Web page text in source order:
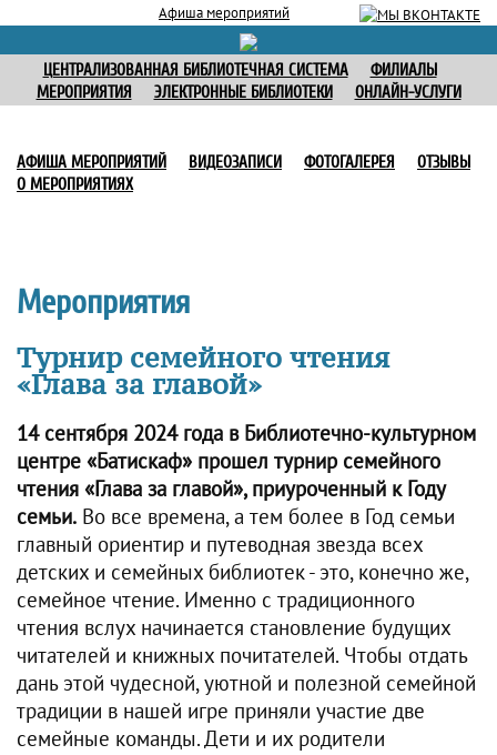
Афиша мероприятий
ЦЕНТРАЛИЗОВАННАЯ БИБЛИОТЕЧНАЯ СИСТЕМА
ФИЛИАЛЫ
МЕРОПРИЯТИЯ
ЭЛЕКТРОННЫЕ БИБЛИОТЕКИ ОНЛАЙН-УСЛУГИ
АФИША МЕРОПРИЯТИЙ ВИДЕОЗАПИСИ ФОТОГАЛЕРЕЯ
ОТЗЫВЫ
О МЕРОПРИЯТИЯХ
Мероприятия
Турнир семейного чтения
«Глава за главой»
14 сентября 2024 года в Библиотечно-культурном
центре «Батискаф» прошел турнир семейного
чтения «Глава за главой», приуроченный к Году
семьи. Во все времена, а тем более в Год семьи
главный ориентир и путеводная звезда всех
детских и семейных библиотек - это, конечно же,
семейное чтение. Именно с традиционного
чтения вслух начинается становление будущих
читателей и книжных почитателей. Чтобы отдать
дань этой чудесной, уютной и полезной семейной
традиции в нашей игре приняли участие две
семейные команды. Дети и их родители